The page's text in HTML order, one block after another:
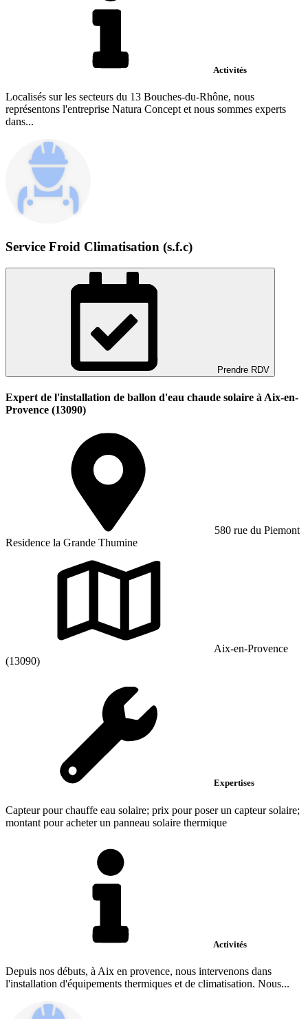
Activités
Localisés sur les secteurs du 13 Bouches-du-Rhône, nous
représentons l'entreprise Natura Concept et nous sommes experts
dans...
Service Froid Climatisation (s.f.c)
Prendre RDV
Expert de l'installation de ballon d'eau chaude solaire à Aix-en-
Provence (13090)
580 rue du Piemont
Residence la Grande Thumine
Aix-en-Provence
(13090)
Expertises
Capteur pour chauffe eau solaire; prix pour poser un capteur solaire;
montant pour acheter un panneau solaire thermique
Activités
Depuis nos débuts, à Aix en provence, nous intervenons dans
l'installation d'équipements thermiques et de climatisation. Nous...